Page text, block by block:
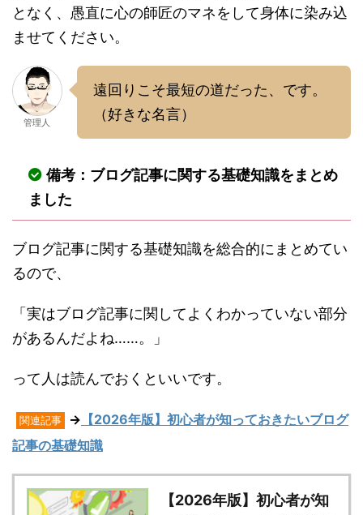
となく、愚直に心の師匠のマネをして身体に染み込
ませてください。
管理人
遠回りこそ最短の道だった、です。
（好きな名言）
備考：ブログ記事に関する基礎知識をまとめ
ました
ブログ記事に関する基礎知識を総合的にまとめてい
るので、
「実はブログ記事に関してよくわかっていない部分
があるんだよね……。」
って人は読んでおくといいです。
関連記事 → 【2026年版】初心者が知っておきたいブログ
記事の基礎知識
【2026年版】初心者が知